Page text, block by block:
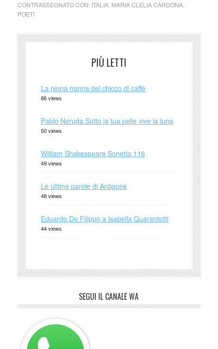
CONTRASSEGNATO CON: ITALIA, MARIA CLELIA CARDONA,
POETI
PIÙ LETTI
La ninna nanna del chicco di caffè
86 views
Pablo Neruda Sotto la tua pelle vive la luna
50 views
William Shakespeare Sonetto 116
49 views
Le ultime parole di Antigone
48 views
Eduardo De Filippo a Isabella Quarantotti
44 views
SEGUI IL CANALE WA